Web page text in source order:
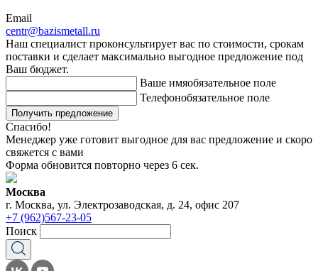
Email
centr@bazismetall.ru
Наш специалист проконсультирует вас по стоимости, срокам
поставки и сделает максимально выгодное предложение под
Ваш бюджет.
Ваше имяобязательное поле
Телефонобязательное поле
Получить предложение
Спасибо!
Менеджер уже готовит выгодное для вас предложение и скоро
свяжется с вами
Форма обновится повторно через 6 сек.
Москва
г. Москва, ул. Электрозаводская, д. 24, офис 207
+7 (962)567-23-05
Поиск